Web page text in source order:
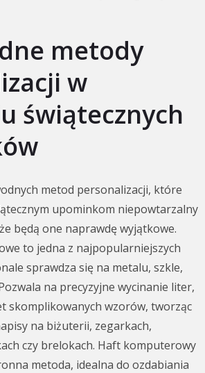
metody
w
świątecznych
metod personalizacji, które
upominkom niepowtarzalny
będą one naprawdę wyjątkowe.
to jedna z najpopularniejszych
sprawdza się na metalu, szkle,
na precyzyjne wycinanie liter,
skomplikowanych wzorów, tworząc
na biżuterii, zegarkach,
czy brelokach. Haft komputerowy
metoda, idealna do ozdabiania